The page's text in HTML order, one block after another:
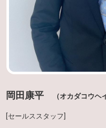
岡田康平 （オカダコウヘ
[セールススタッフ]